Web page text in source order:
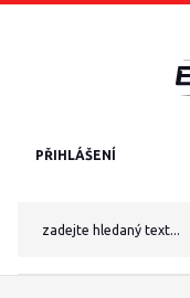
PŘIHLÁŠENÍ